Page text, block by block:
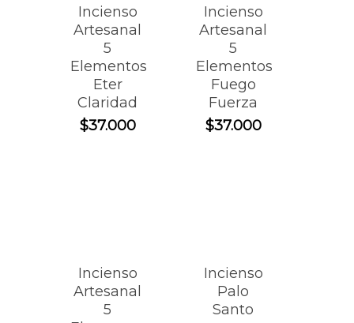
Incienso
Artesanal
5
Elementos
Eter
Claridad
$37.000
Incienso
Artesanal
5
Elementos
Fuego
Fuerza
$37.000
Incienso
Artesanal
5
Incienso
Palo
Santo